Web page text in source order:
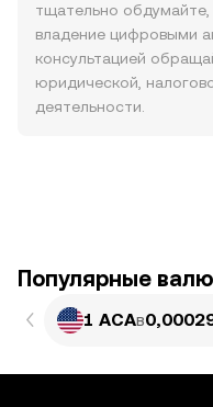
тщательно
владение цифровыми
консультацией
юридической,
деятельности.
Популярные
1 ACAв